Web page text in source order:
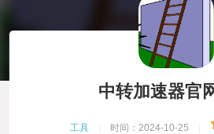
中转加速器官
工具 时间：2024-10-25